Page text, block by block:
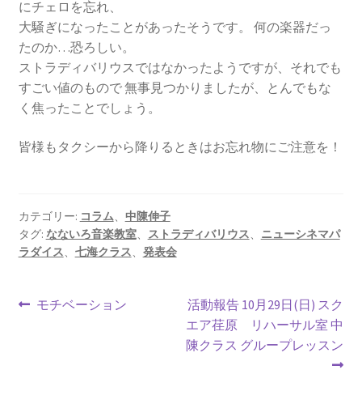
にチェロを忘れ、
大騒ぎになったことがあったそうです。 何の楽器だっ
たのか…恐ろしい。
ストラディバリウスではなかったようですが、それでも
すごい値のもので 無事見つかりましたが、とんでもな
く焦ったことでしょう。
皆様もタクシーから降りるときはお忘れ物にご注意を！
カテゴリー: コラム、 中陳伸子
タグ: なないろ音楽教室、 ストラディバリウス、 ニューシネマパ
ラダイス、 七海クラス、 発表会
モチベーション
活動報告 10月29日(日) スク
エア荏原 リハーサル室 中
陳クラス グループレッスン